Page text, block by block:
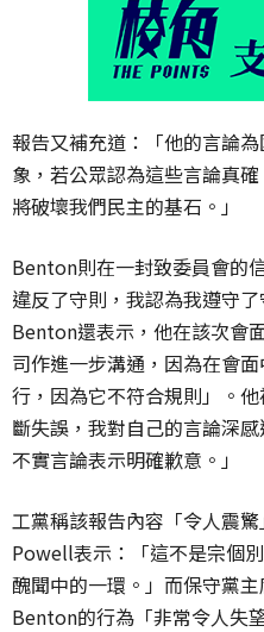
報告又補充道：「他的言論
象，若公眾認為這些言論真
將破壞我們民主的基石。」
Benton則在一封致委員會的
違反了守則，我認為我遵守了
Benton還表示，他在該次會
司作進一步溝通，因為在會
行，因為它不符合規則」。
斷失誤，我對自己的言論深
不實言論表示明確歉意。」
工黨稱該報告內容「令人震
Powell表示：「這不是宗個
醜聞中的一環。」而保守黨
Benton的行為「非常令人失